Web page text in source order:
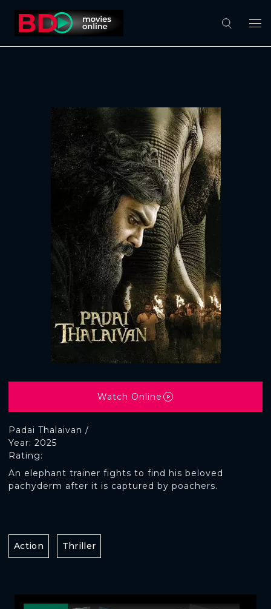
Padai Thalaivan /
Rating:
Year: 2025
An elephant trainer fights to find his beloved
pachyderm after it is captured by poachers.
Watch Online
Action Thriller